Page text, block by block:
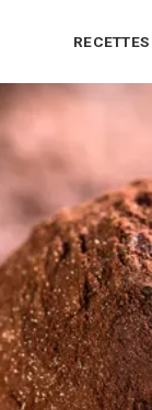
RECETTES